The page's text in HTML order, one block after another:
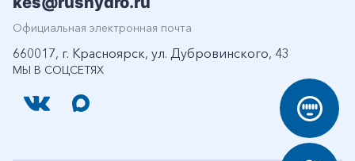
МЫ В СОЦСЕТЯХ
Официальная электронная почта
660017, г. Красноярск, ул. Дубровинского, 43